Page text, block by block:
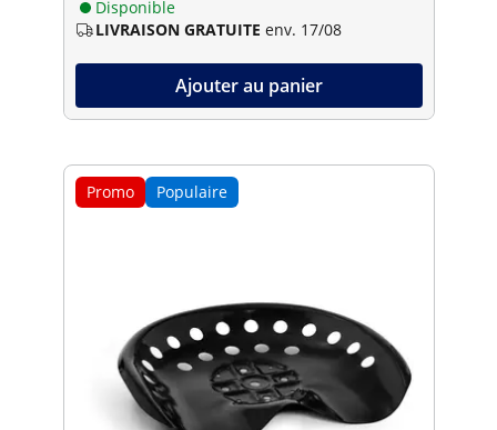
Disponible
LIVRAISON GRATUITE env. 17/08
Ajouter au panier
Promo Populaire